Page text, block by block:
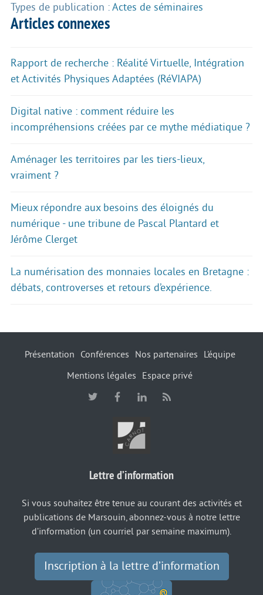
Types de publication : Actes de séminaires
Articles connexes
Rapport de recherche : Réalité Virtuelle, Intégration
et Activités Physiques Adaptées (RéVIAPA)
Digital native : comment réduire les
incompréhensions créées par ce mythe médiatique ?
Aménager les territoires par les tiers-lieux,
vraiment ?
Mieux répondre aux besoins des éloignés du
numérique - une tribune de Pascal Plantard et
Jérôme Clerget
La numérisation des monnaies locales en Bretagne :
débats, controverses et retours d’expérience.
Présentation Conférences Nos partenaires
L’équipe
Mentions légales
Espace privé
Lettre d’information
Si vous souhaitez être tenue au courant des activités et
publications de Marsouin, abonnez-vous à notre lettre
d’information (un courriel par semaine maximum).
Inscription à la lettre d’information